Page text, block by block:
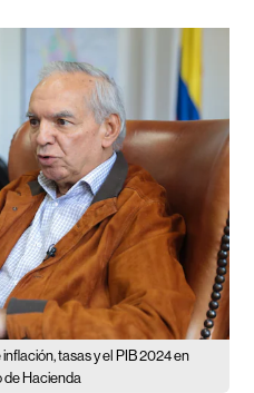
tasas y el PIB 2024 en
de Hacienda